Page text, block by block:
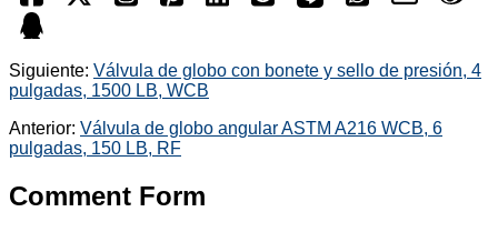
Siguiente: Válvula de globo con bonete y sello de presión, 4
pulgadas, 1500 LB, WCB
Anterior: Válvula de globo angular ASTM A216 WCB, 6
pulgadas, 150 LB, RF
Comment Form